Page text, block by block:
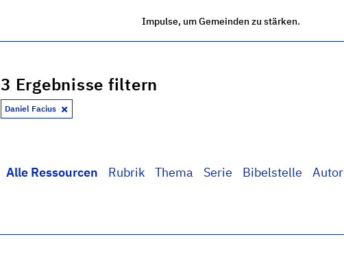
Impulse, um Gemeinden zu stärken.
3 Ergebnisse filtern
Daniel Facius
Alle Ressourcen Rubrik Thema Serie Bibelstelle Autor